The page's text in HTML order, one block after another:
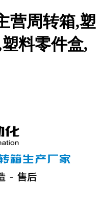
营周转箱,塑
料零件盒,